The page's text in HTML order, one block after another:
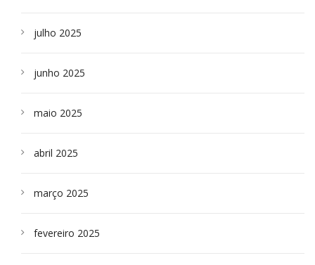
julho 2025
junho 2025
maio 2025
abril 2025
março 2025
fevereiro 2025